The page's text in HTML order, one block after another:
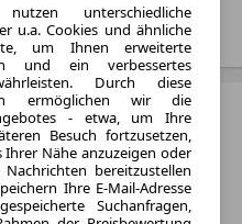
Baujahr:
1900 - 2024
Varianten:
unterschiedliche
u.a. Cookies und ähnliche
um Ihnen erweiterte
und ein verbessertes
Durch diese
ermöglichen wir die
- etwa, um Ihre
Besuch fortzusetzen,
Nähe anzuzeigen oder
bereitzustellen
Ihre E-Mail-Adresse
Suchanfragen,